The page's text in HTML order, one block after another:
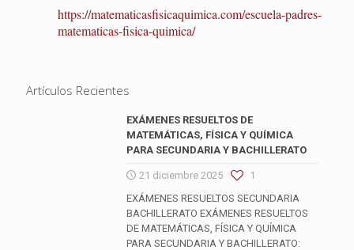
https://matematicasfisicaquimica.com/escuela-padres-
matematicas-fisica-quimica/
Artículos Recientes
EXÁMENES RESUELTOS DE
MATEMÁTICAS, FÍSICA Y QUÍMICA
PARA SECUNDARIA Y BACHILLERATO
21 diciembre 2025
1
EXÁMENES RESUELTOS SECUNDARIA
BACHILLERATO EXÁMENES RESUELTOS
DE MATEMÁTICAS, FÍSICA Y QUÍMICA
PARA SECUNDARIA Y BACHILLERATO: